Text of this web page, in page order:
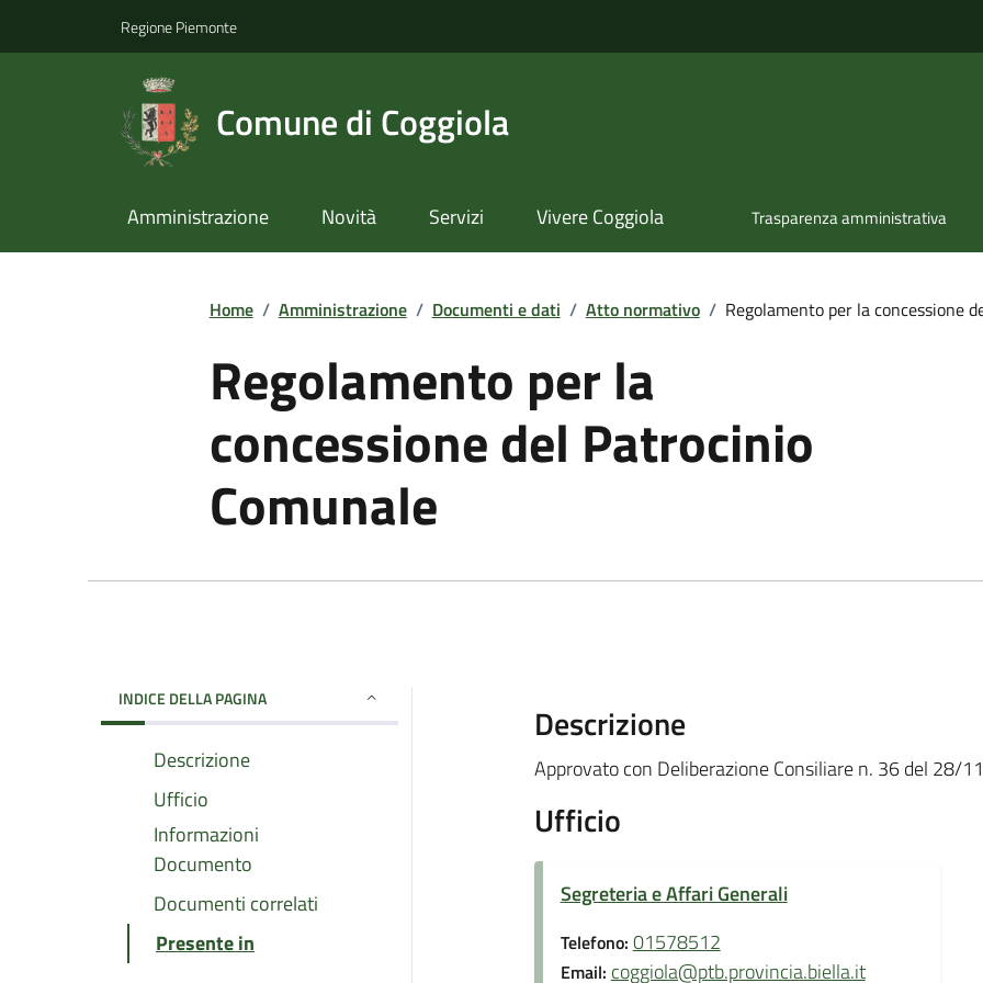
Regione Piemonte
Comune di Coggiola
Amministrazione Novità Servizi Vivere Coggiola Trasparenza amministrativa
Home / Amministrazione / Documenti e dati / Atto normativo / Regolamento per la concessione
Regolamento per la
concessione del Patrocinio
Comunale
INDICE DELLA PAGINA
Descrizione
Ufficio
Informazioni
Documento
Documenti correlati
Presente in
Descrizione
Approvato con Deliberazione Consiliare n. 36 del 28/
Ufficio
Segreteria e Affari Generali
Telefono: 01578512
Email: coggiola@ptb.provincia.biella.it